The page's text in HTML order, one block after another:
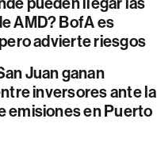
AMD? BofA es
advierte riesgos
Juan ganan
inversores ante la
emisiones en Puerto